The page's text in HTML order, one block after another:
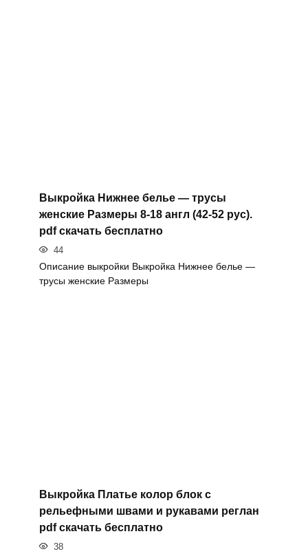
Выкройка Нижнее белье — трусы
женские Размеры 8-18 англ (42-52 рус).
pdf скачать бесплатно
44
Описание выкройки Выкройка Нижнее белье —
трусы женские Размеры
Выкройка Платье колор блок с
рельефными швами и рукавами реглан
pdf скачать бесплатно
38